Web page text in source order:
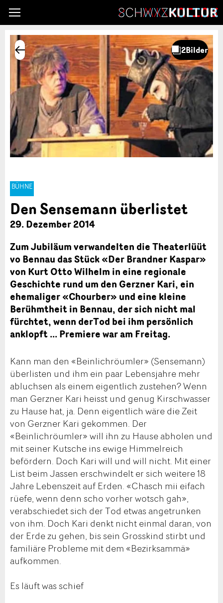
BÜHNE
Den Sensemann überlistet
29. Dezember 2014
Zum Jubiläum verwandelten die Theaterlüüt
vo Bennau das Stück «Der Brandner Kaspar»
von Kurt Otto Wilhelm in eine regionale
Geschichte rund um den Gerzner Kari, ein
ehemaliger «Chourber» und eine kleine
Berühmtheit in Bennau, der sich nicht mal
fürchtet, wenn derTod bei ihm persönlich
anklopft ... Premiere war am Freitag.
Kann man den «Beinlichröumler» (Sensemann)
überlisten und ihm ein paar Lebensjahre mehr
abluchsen als einem eigentlich zustehen? Wenn
man Gerzner Kari heisst und genug Kirschwasser
zu Hause hat, ja. Denn eigentlich wäre die Zeit
von Gerzner Kari gekommen. Der
«Beinlichröumler» will ihn zu Hause abholen und
mit seiner Kutsche ins ewige Himmelreich
befördern. Doch Kari will und will nicht. Mit einer
List beim Jassen erschwindelt er sich weitere 18
Jahre Lebenszeit auf Erden. «Chasch mii eifach
rüefe, wenn denn scho vorher wotsch gah»,
verabschiedet sich der Tod etwas angetrunken
von ihm. Doch Kari denkt nicht einmal daran, von
der Erde zu gehen, bis sein Grosskind stirbt und
familiäre Probleme mit dem «Bezirksammä»
aufkommen.
Es läuft was schief